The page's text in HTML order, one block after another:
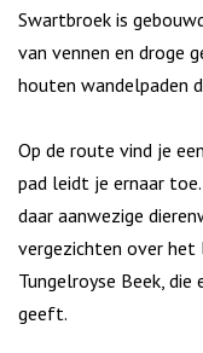
Swartbroek is
van vennen en droge
houten wandelpaden
Op de route vind je
pad leidt je ernaar
daar aanwezige
vergezichten over het
Tungelroyse Beek,
geeft.